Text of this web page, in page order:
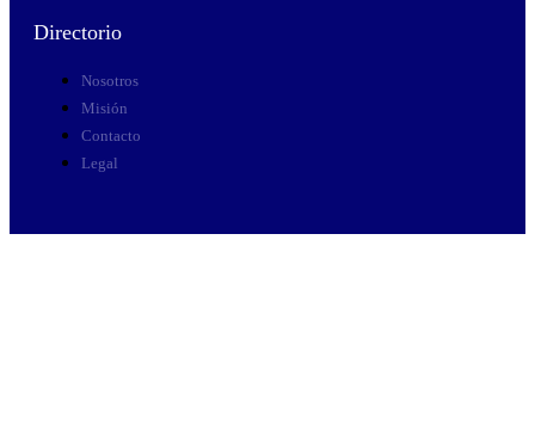
Directorio
Nosotros
Misión
Contacto
Legal